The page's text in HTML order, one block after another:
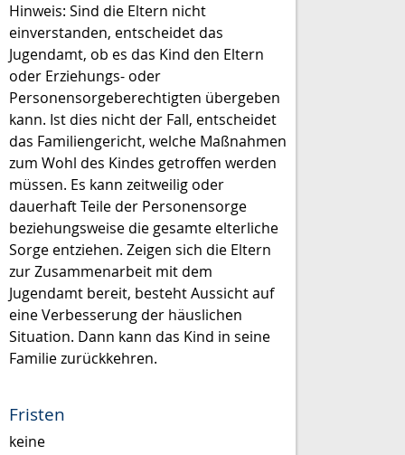
Hinweis: Sind die Eltern nicht
einverstanden, entscheidet das
Jugendamt, ob es das Kind den Eltern
oder Erziehungs- oder
Personensorgeberechtigten übergeben
kann. Ist dies nicht der Fall, entscheidet
das Familiengericht, welche Maßnahmen
zum Wohl des Kindes getroffen werden
müssen. Es kann zeitweilig oder
dauerhaft Teile der Personensorge
beziehungsweise die gesamte elterliche
Sorge entziehen. Zeigen sich die Eltern
zur Zusammenarbeit mit dem
Jugendamt bereit, besteht Aussicht auf
eine Verbesserung der häuslichen
Situation. Dann kann das Kind in seine
Familie zurückkehren.
Fristen
keine